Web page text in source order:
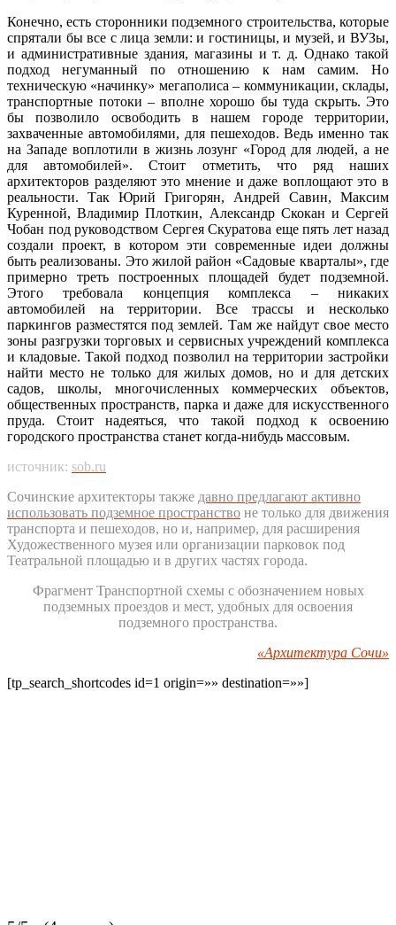
Конечно, есть сторонники подземного строительства, которые
спрятали бы все с лица земли: и гостиницы, и музей, и ВУЗы,
и административные здания, магазины и т. д. Однако такой
подход негуманный по отношению к нам самим. Но
техническую «начинку» мегаполиса – коммуникации, склады,
транспортные потоки – вполне хорошо бы туда скрыть. Это
бы позволило освободить в нашем городе территории,
захваченные автомобилями, для пешеходов. Ведь именно так
на Западе воплотили в жизнь лозунг «Город для людей, а не
для автомобилей». Стоит отметить, что ряд наших
архитекторов разделяют это мнение и даже воплощают это в
реальности. Так Юрий Григорян, Андрей Савин, Максим
Куренной, Владимир Плоткин, Александр Скокан и Сергей
Чобан под руководством Сергея Скуратова еще пять лет назад
создали проект, в котором эти современные идеи должны
быть реализованы. Это жилой район «Садовые кварталы», где
примерно треть построенных площадей будет подземной.
Этого требовала концепция комплекса – никаких
автомобилей на территории. Все трассы и несколько
паркингов разместятся под землей. Там же найдут свое место
зоны разгрузки торговых и сервисных учреждений комплекса
и кладовые. Такой подход позволил на территории застройки
найти место не только для жилых домов, но и для детских
садов, школы, многочисленных коммерческих объектов,
общественных пространств, парка и даже для искусственного
пруда. Стоит надеяться, что такой подход к освоению
городского пространства станет когда-нибудь массовым.
источник: sob.ru
Сочинские архитекторы также давно предлагают активно
использовать подземное пространство не только для движения
транспорта и пешеходов, но и, например, для расширения
Художественного музея или организации парковок под
Театральной площадью и в других частях города.
Фрагмент Транспортной схемы с обозначением новых
подземных проездов и мест, удобных для освоения
подземного пространства.
«Архитектура Сочи»
[tp_search_shortcodes id=1 origin=»» destination=»»]